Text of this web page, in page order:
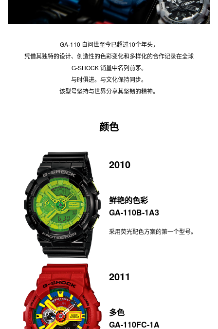
GA-110 自问世至今已超过10个年头，
凭借其独特的设计、创造性的色彩变化和多样化的合作记录在全球
G-SHOCK 销量中名列前茅。
与时俱进。与文化保持同步。
该型号坚持与世界分享其坚韧的精神。
颜色
2010
鲜艳的色彩
GA-110B-1A3
采用荧光配色方案的第一个型号。
2011
多色
GA-110FC-1A